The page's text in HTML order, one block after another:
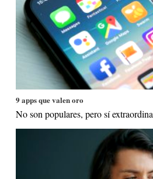
9 apps que valen oro
No son populares, pero sí